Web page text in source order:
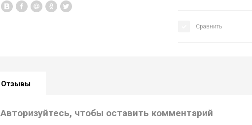
Сравнить
Отзывы
Авторизуйтесь, чтобы оставить комментарий